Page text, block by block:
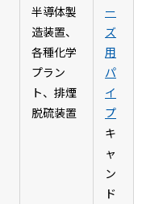
半導体製
造装置、
各種化学
プラン
ト、排煙
脱硫装置
ー
ズ
用
パ
イ
プ
キ
ャ
ン
ド